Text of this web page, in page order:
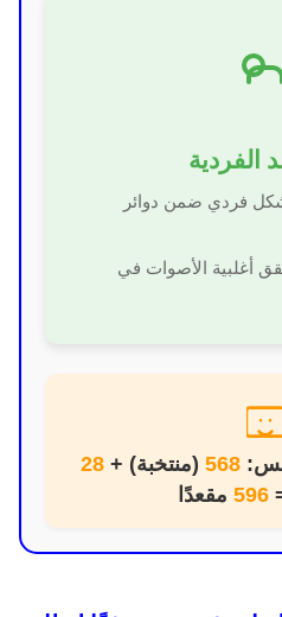
الفردية
فردي ضمن دوائر
أغلبية الأصوات في
568 (منتخبة) + 28
596 مقعدًا